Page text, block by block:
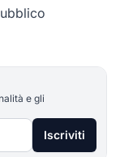
e gli
Iscriviti